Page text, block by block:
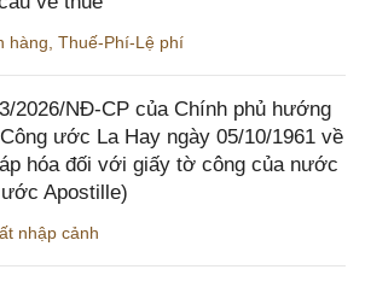
hàng Thuế-Phí-Lệ phí
2026/NĐ-CP của Chính phủ hướng
ước La Hay ngày 05/10/1961 về
hóa đối với giấy tờ công của nước
Apostille)
nhập cảnh